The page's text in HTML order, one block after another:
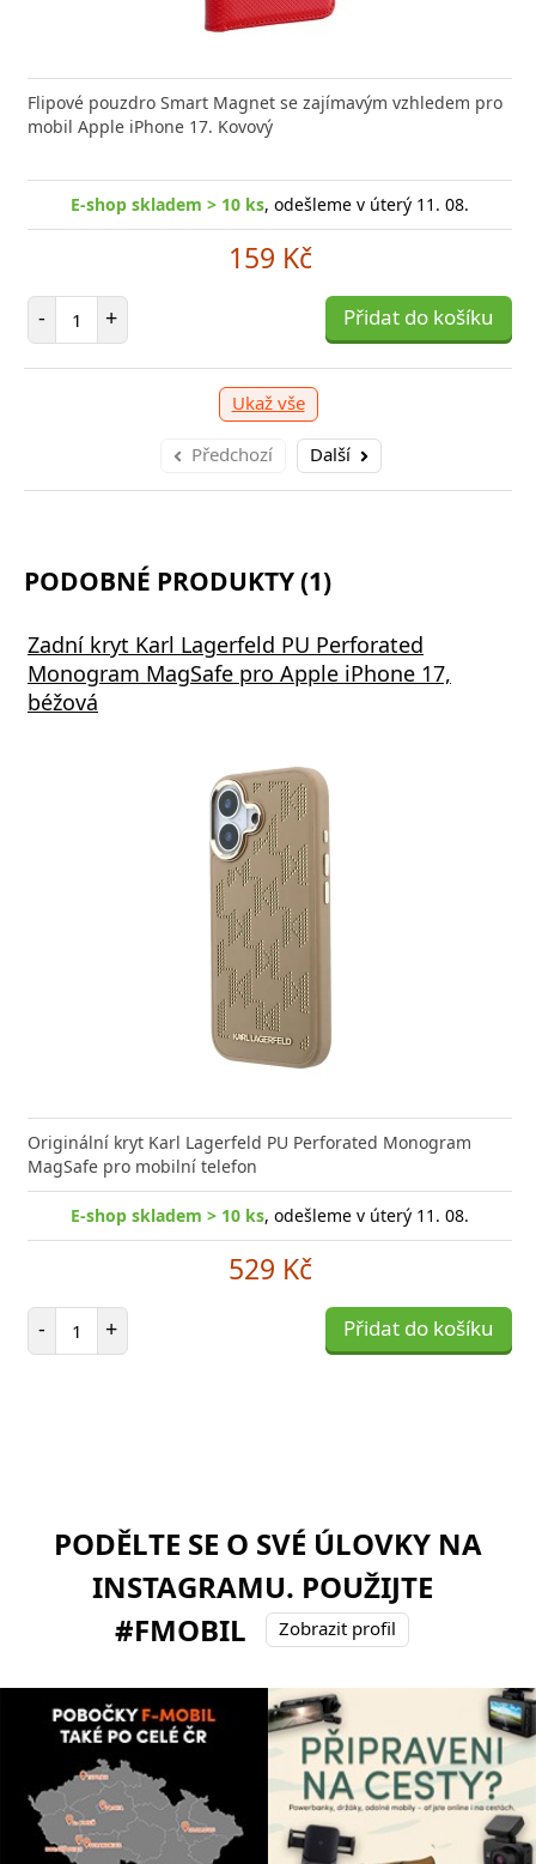
Flipové pouzdro Smart Magnet se zajímavým vzhledem pro
mobil Apple iPhone 17. Kovový
E-shop skladem > 10 ks, odešleme v úterý 11. 08.
159 Kč
- Počet položek
+ Přidat do košíku
Ukaž vše
Předchozí Další
FIXED zajistí rychlé a bezpečné nabíjení
moderního smartphonu,
skladem > 10 ks, odešleme v úterý 11. 08.
položek
+ Přidat do košíku -
PODOBNÉ PRODUKTY (1)
Zadní kryt Karl Lagerfeld PU Perforated
Monogram MagSafe pro Apple iPhone 17,
béžová
Originální kryt Karl Lagerfeld PU Perforated Monogram
MagSafe pro mobilní telefon
E-shop skladem > 10 ks, odešleme v úterý 11. 08.
529 Kč
- Počet položek
+ Přidat do košíku
PODĚLTE SE O SVÉ ÚLOVKY NA
INSTAGRAMU. POUŽIJTE
#FMOBIL
Zobrazit profil